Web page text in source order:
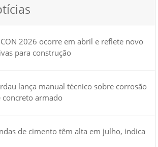
2026 ocorre em abril e reflete novo
para construção
lança manual técnico sobre corrosão
armado
de cimento têm alta em julho, indica